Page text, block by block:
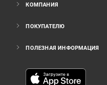
КОМПАНИЯ
ПОКУПАТЕЛЮ
ПОЛЕЗНАЯ ИНФОРМАЦИЯ